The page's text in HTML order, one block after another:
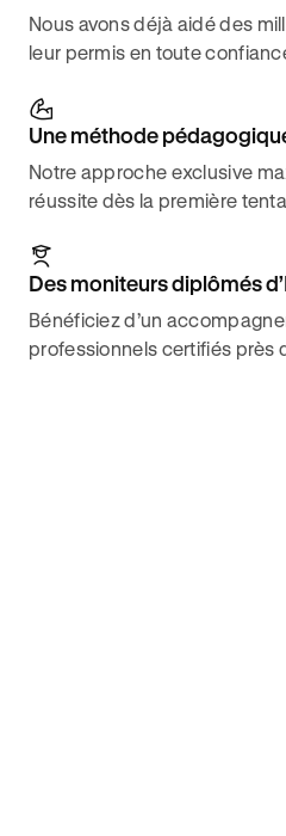
Nous avons déjà aidé des
leur permis en toute
Une méthode
Notre approche exclusive
réussite dès la première
Des moniteurs diplômés
Bénéficiez d’un
professionnels certifiés près